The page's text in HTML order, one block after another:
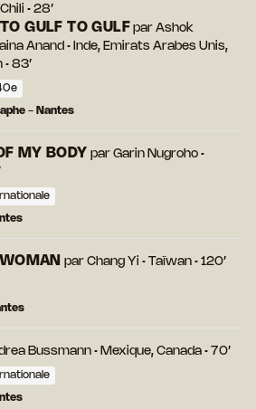
• 28’
GULF TO GULF par Ashok
Anand • Inde, Emirats Arabes Unis,
83’
- Nantes
MY BODY par Garin Nugroho•
par Chang Yi • Taïwan • 120’
Bussmann • Mexique, Canada • 70’